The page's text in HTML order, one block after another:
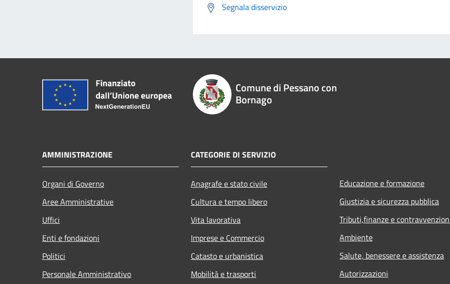
Segnala disservizio
Comune di Pessano con
Bornago
AMMINISTRAZIONE
Organi di Governo
Aree Amministrative
Uffici
Enti e fondazioni
Politici
Personale Amministrativo
CATEGORIE DI SERVIZIO
Anagrafe e stato civile
Cultura e tempo libero
Vita lavorativa
Imprese e Commercio
Catasto e urbanistica
Mobilità e trasporti
Educazione e formazione
Giustizia e sicurezza pubblica
Tributi,finanze e
Ambiente
Salute, benessere e assistenza
Autorizzazioni